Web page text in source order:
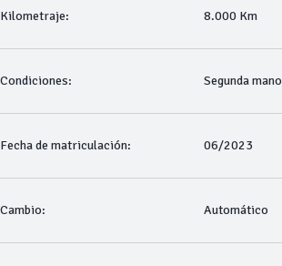
Kilometraje: 8.000 Km
Condiciones: Segunda mano
Fecha de matriculación: 06/2023
Cambio: Automático